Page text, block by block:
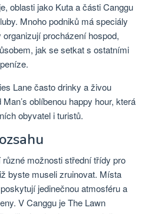
oblasti jako Kuta a části Canggu
Mnoho podniků má speciály
procházení hospod,
jak se setkat s ostatními
Lane často drinky a živou
oblíbenou happy hour, která
obyvatel i turistů.
možnosti střední třídy pro
byste museli zruinovat. Místa
jedinečnou atmosféru a
V Canggu je The Lawn